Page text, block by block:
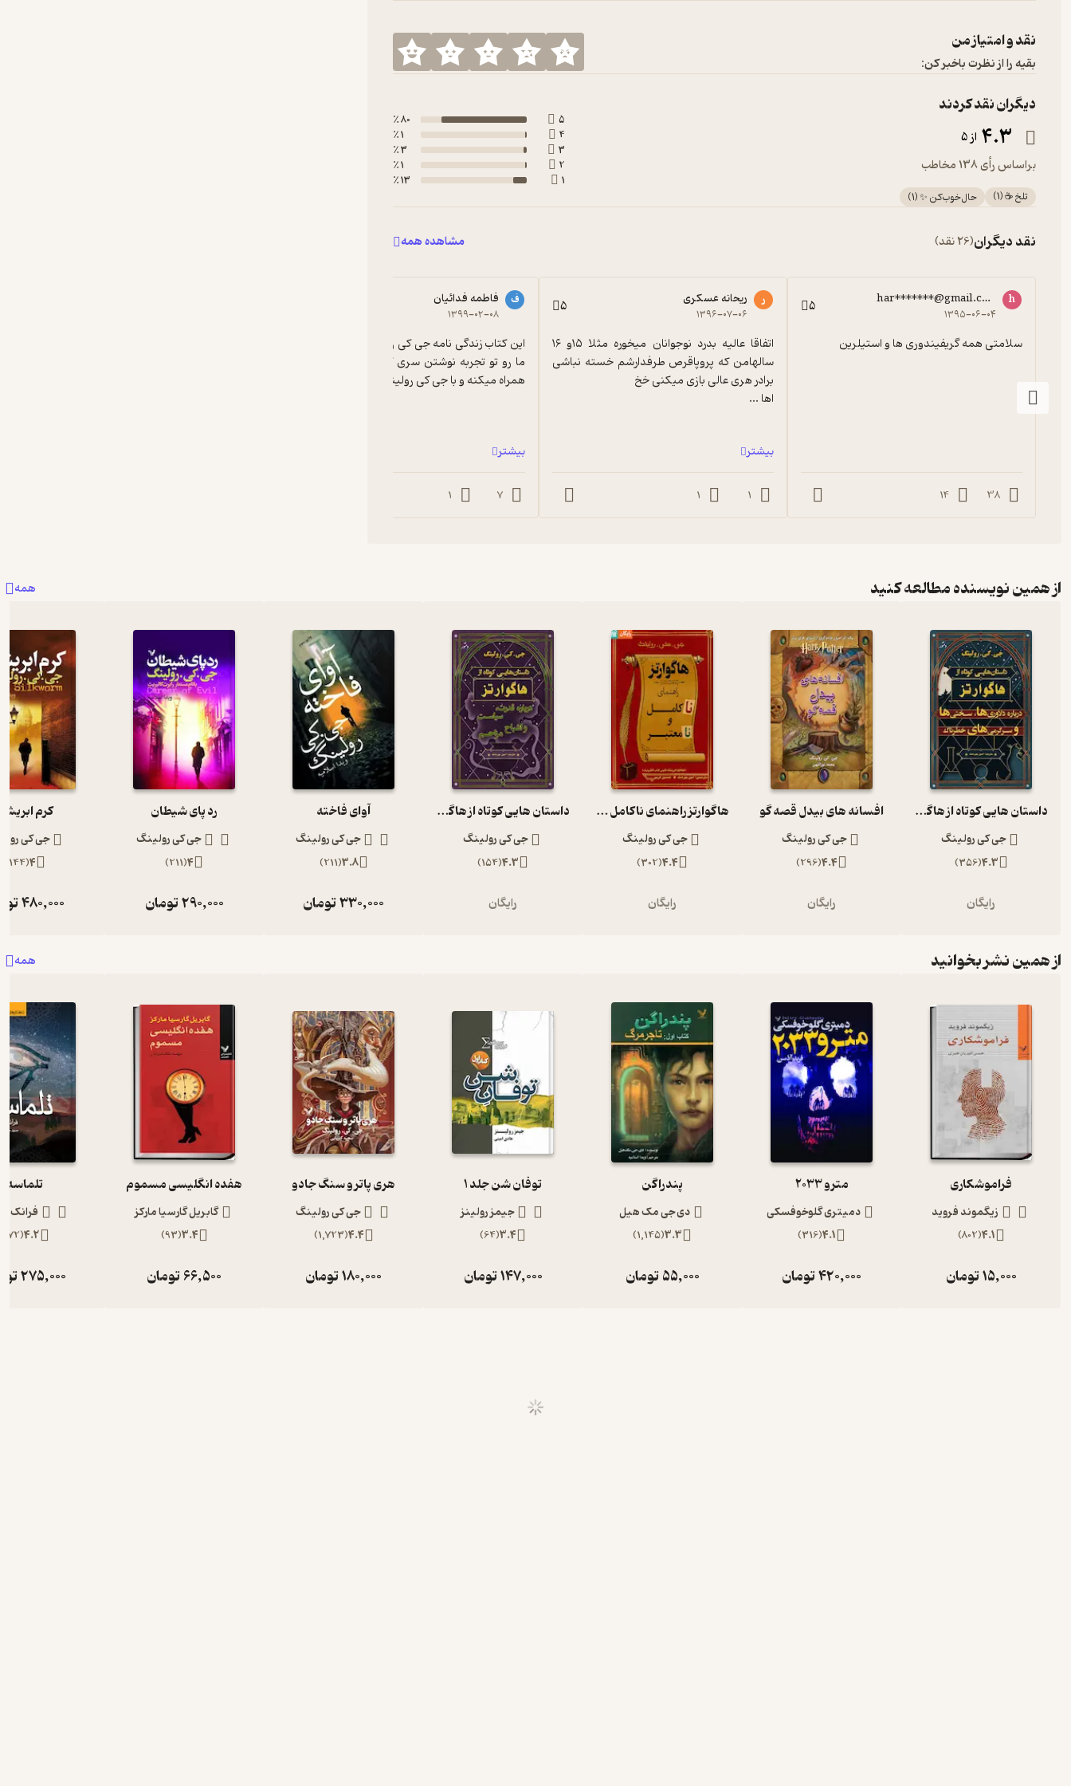
نقد و امتیاز من
بقیه را از نظرت باخبر کن:
دیگران نقد کردند
4.3 از 5
براساس رأی 138 مخاطب
تلخ ☕️(
1
) حال‌خوب‌کن ✨(
1
)
5
80 ٪
4
1 ٪
3
3 ٪
2
1 ٪
1
13 ٪
نقد دیگران(26 نقد) مشاهده همه
h
har*******@gmail.com
۱۳۹۵-۰۶-۰۴ 5
سلامتی همه گریفیندوری ها و استیلرین
38
14
ر ریحانه عسکری
۱۳۹۶-۰۷-۰۶ 5
اها ...
بیشتر
1
1
ف فاطمه فدائیان
۱۳۹۹-۰۲-۰۸
همراه میکنه و با جی کی رولینگ ب...
بیشتر
7
1
از همین نویسنده مطالعه کنید همه
داستان هایی کوتاه از هاگوارتز
جی کی رولینگ
4.3
(
356
)
رایگان
افسانه های بیدل قصه گو
جی کی رولینگ
4.4
(
296
)
رایگان
هاگوارتز راهنمای ناکامل و نامعتبر
جی کی رولینگ
4.4
(
302
)
رایگان
داستان هایی کوتاه از هاگوارتز
جی کی رولینگ
4.3
(
154
)
رایگان
آوای فاخته
جی کی رولینگ
3.8
(
211
)
330,000تومان
رد پای شیطان
جی کی رولینگ
4
(
211
)
290,000تومان
کرم
جی کی
4
(
144
480,000
از همین نشر بخوانید همه
فراموشکاری
زیگموند فروید
4.1
(
802
)
15,000تومان
مترو 2033
دمیتری گلوخوفسکی
4.1
(
316
)
420,000تومان
پندراگن
دی جی مک هیل
3.3
(
1,145
)
55,000تومان
توفان شن جلد 1
جیمز رولینز
3.4
(
64
)
147,000تومان
هری پاتر و سنگ جادو‌
جی کی رولینگ
4.4
(
1,723
)
180,000تومان
هفده انگلیسی مسموم
گابریل گارسیا مارکز
3.4
(
93
)
66,500تومان
تلماسه
فرانک
4.2
(
172
275,000